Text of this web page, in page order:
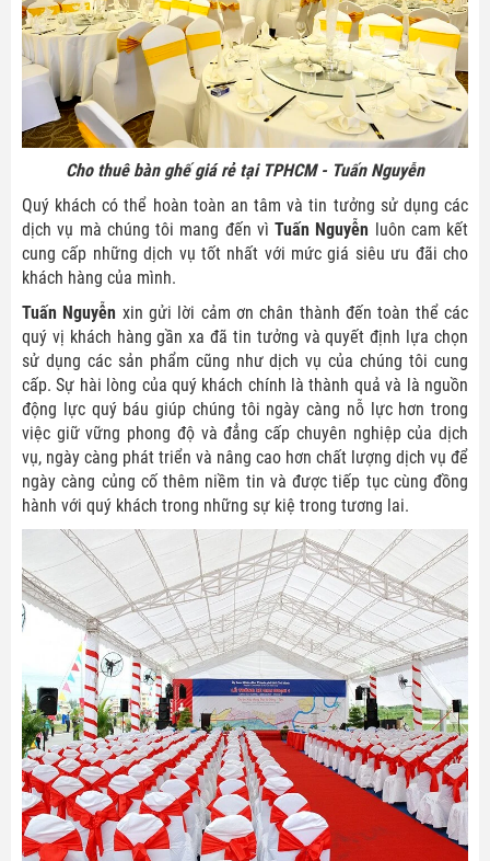
Cho thuê bàn ghế giá rẻ tại TPHCM - Tuấn Nguyễn
Quý khách có thể hoàn toàn an tâm và tin tưởng sử dụng các
dịch vụ mà chúng tôi mang đến vì Tuấn Nguyễn luôn cam kết
cung cấp những dịch vụ tốt nhất với mức giá siêu ưu đãi cho
khách hàng của mình.
Tuấn Nguyễn xin gửi lời cảm ơn chân thành đến toàn thể các
quý vị khách hàng gần xa đã tin tưởng và quyết định lựa chọn
sử dụng các sản phẩm cũng như dịch vụ của chúng tôi cung
cấp. Sự hài lòng của quý khách chính là thành quả và là nguồn
động lực quý báu giúp chúng tôi ngày càng nỗ lực hơn trong
việc giữ vững phong độ và đẳng cấp chuyên nghiệp của dịch
vụ, ngày càng phát triển và nâng cao hơn chất lượng dịch vụ để
ngày càng củng cố thêm niềm tin và được tiếp tục cùng đồng
hành với quý khách trong những sự kiệ trong tương lai.